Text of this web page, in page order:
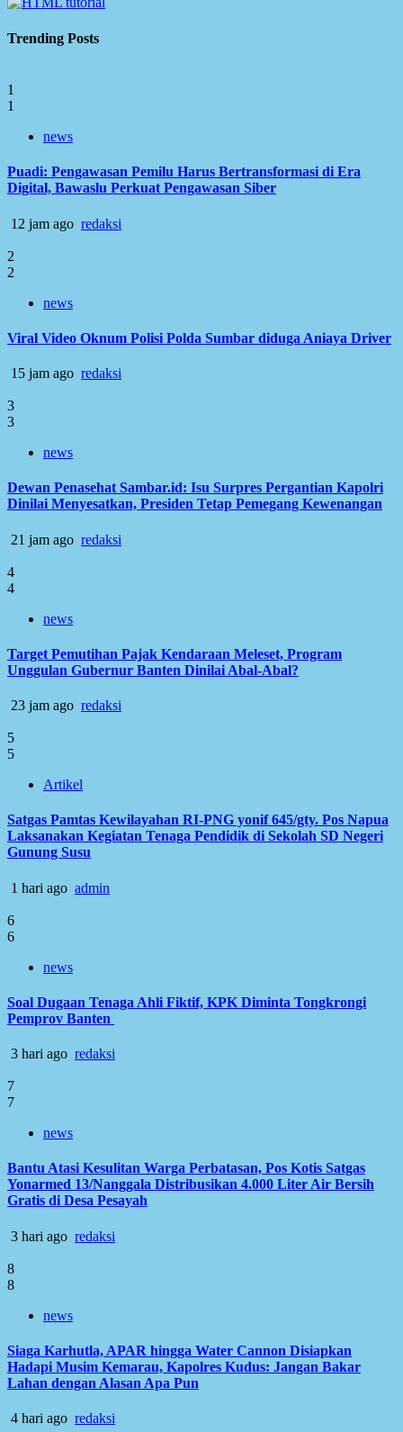
Trending Posts
1
1
news
Puadi: Pengawasan Pemilu Harus Bertransformasi di Era
Digital, Bawaslu Perkuat Pengawasan Siber
12 jam ago redaksi
2
2
news
Viral Video Oknum Polisi Polda Sumbar diduga Aniaya Driver
15 jam ago redaksi
3
3
news
Dewan Penasehat Sambar.id: Isu Surpres Pergantian Kapolri
Dinilai Menyesatkan, Presiden Tetap Pemegang Kewenangan
21 jam ago redaksi
4
4
news
Target Pemutihan Pajak Kendaraan Meleset, Program
Unggulan Gubernur Banten Dinilai Abal-Abal?
23 jam ago redaksi
5
5
Artikel
Satgas Pamtas Kewilayahan RI-PNG yonif 645/gty. Pos Napua
Laksanakan Kegiatan Tenaga Pendidik di Sekolah SD Negeri
Gunung Susu
1 hari ago admin
6
6
news
Soal Dugaan Tenaga Ahli Fiktif, KPK Diminta Tongkrongi
Pemprov Banten
3 hari ago redaksi
7
7
news
Bantu Atasi Kesulitan Warga Perbatasan, Pos Kotis Satgas
Yonarmed 13/Nanggala Distribusikan 4.000 Liter Air Bersih
Gratis di Desa Pesayah
3 hari ago redaksi
8
8
news
Siaga Karhutla, APAR hingga Water Cannon Disiapkan
Hadapi Musim Kemarau, Kapolres Kudus: Jangan Bakar
Lahan dengan Alasan Apa Pun
4 hari ago redaksi